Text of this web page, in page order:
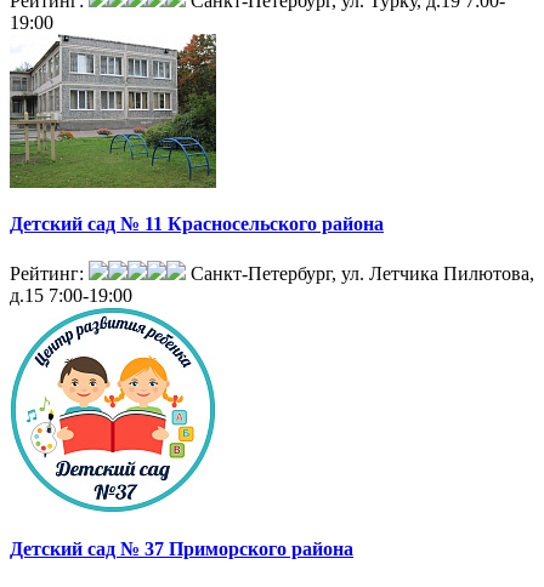
19:00
Детский сад № 11 Красносельского района
Рейтинг:
Санкт-Петербург, ул. Летчика Пилютова,
д.15 7:00-19:00
Детский сад № 37 Приморского района